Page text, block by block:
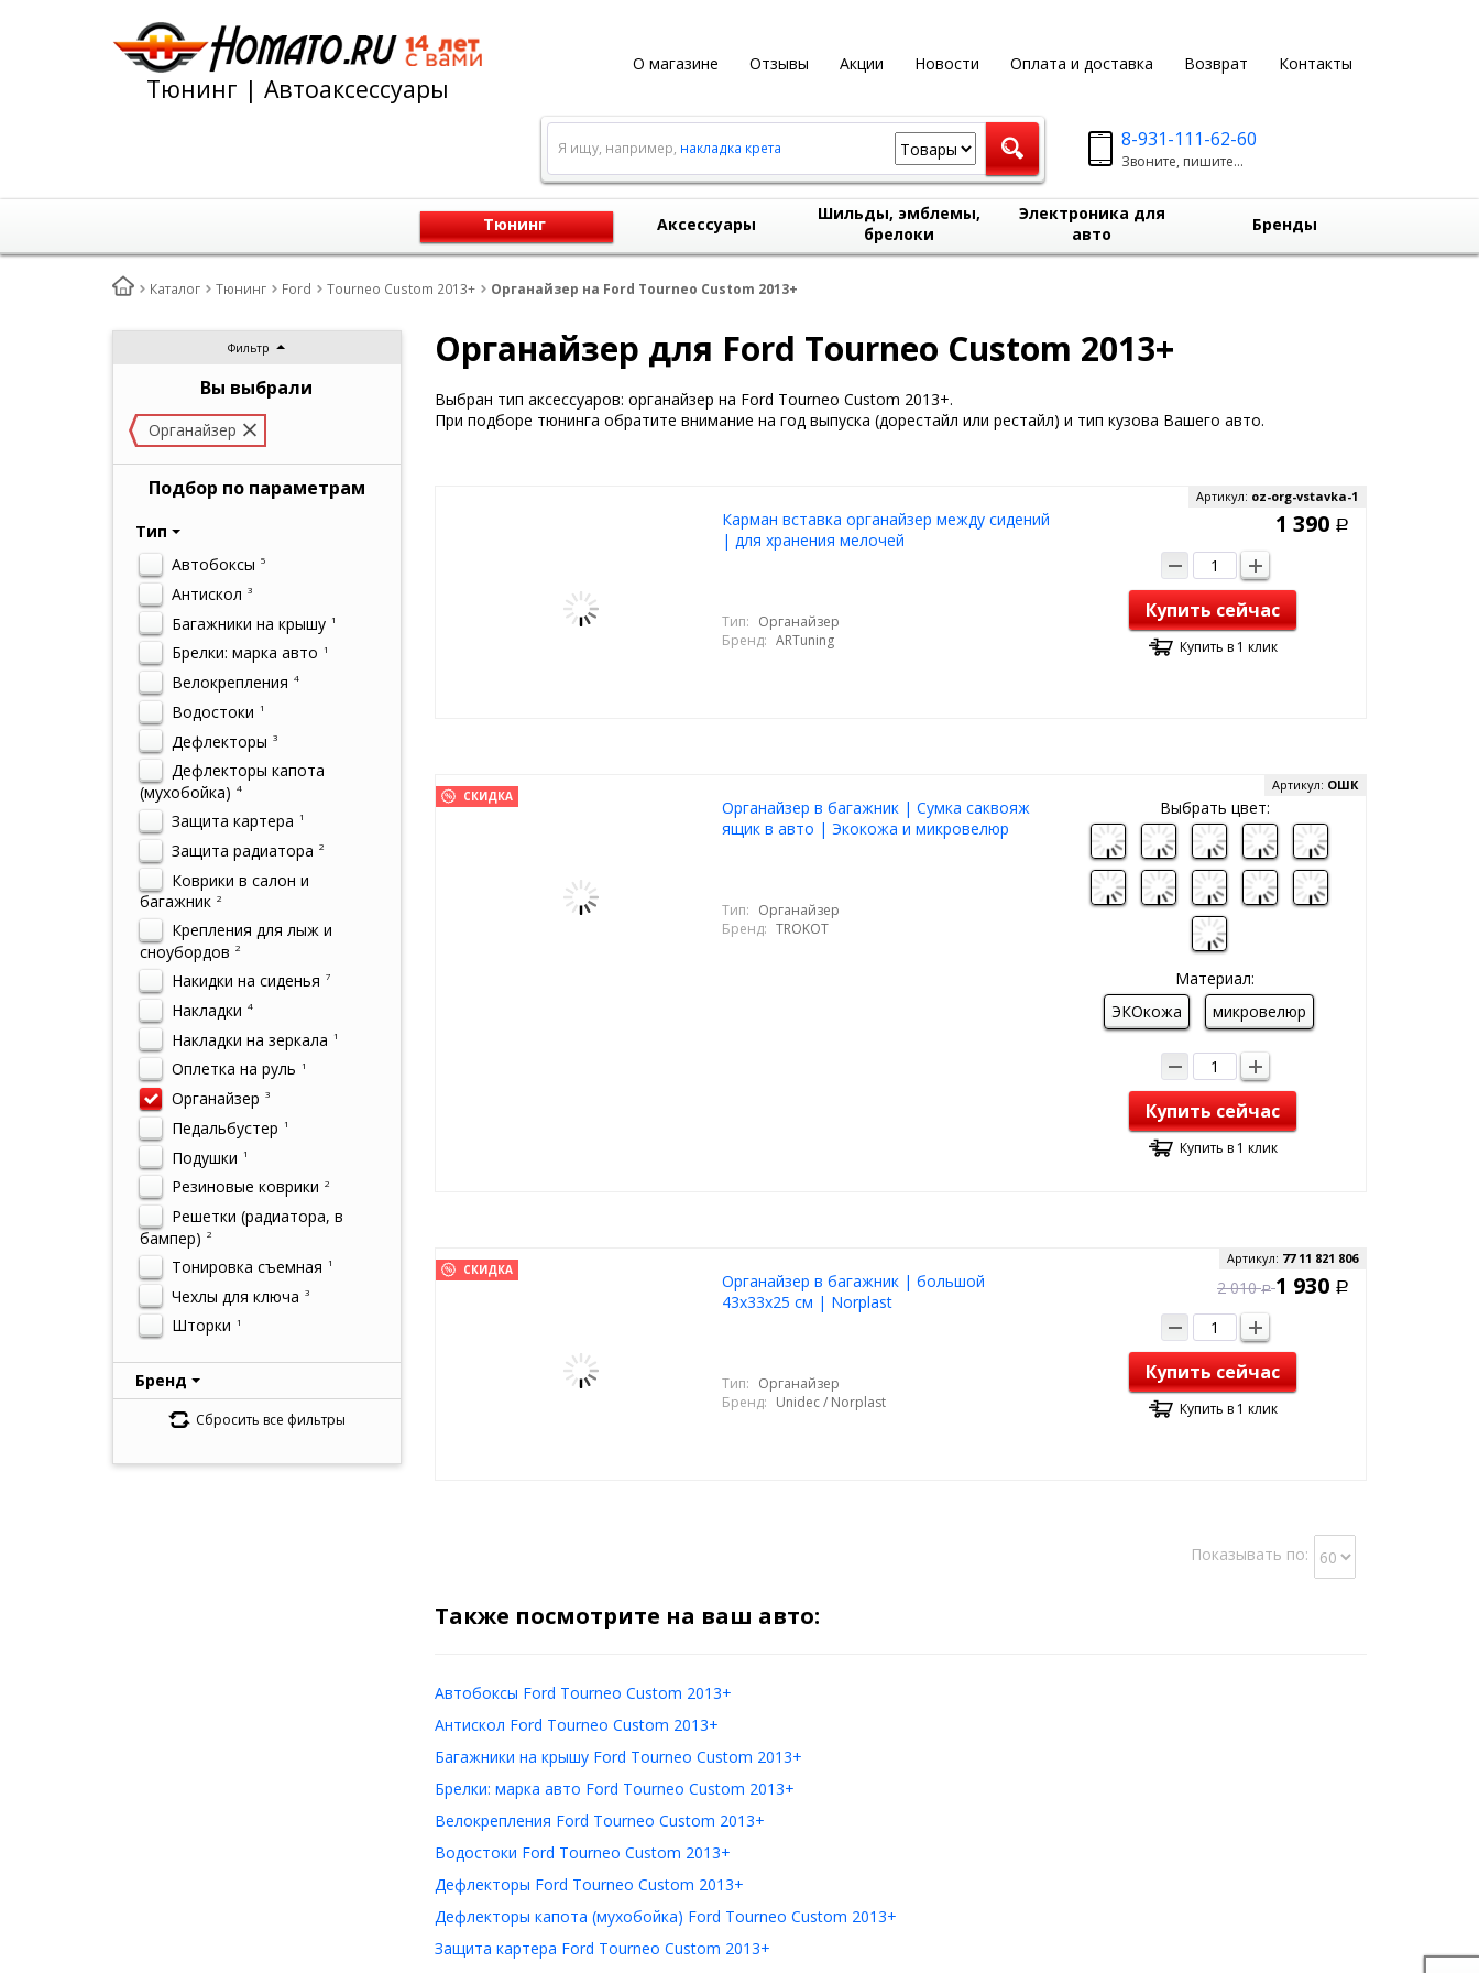
О магазине Отзывы Акции Новости Оплата и доставка Возврат Контакты
Тюнинг | Автоаксессуары
8-931-111-62-60
Звоните, пишите...
Я ищу, например, накладка крета
Тюнинг Аксессуары
Шильды, эмблемы,
брелоки
Электроника для
авто
Бренды
Каталог Тюнинг Ford Tourneo Custom 2013+ Органайзер на Ford Tourneo Custom 2013+
Фильтр
Вы выбрали
Органайзер
Подбор по параметрам
Тип
Автобоксы 5
Антискол 3
Багажники на крышу 1
Брелки: марка авто 1
Велокрепления 4
Водостоки 1
Дефлекторы 3
Дефлекторы капота
(мухобойка) 4
Защита картера 1
Защита радиатора 2
Коврики в салон и
багажник 2
Крепления для лыж и
сноубордов 2
Накидки на сиденья 7
Накладки 4
Накладки на зеркала 1
Оплетка на руль 1
Органайзер 3
Педальбустер 1
Подушки 1
Резиновые коврики 2
Решетки (радиатора, в
бампер) 2
Тонировка съемная 1
Чехлы для ключа 3
Шторки 1
Бренд
Сбросить все фильтры
Органайзер для Ford Tourneo Custom 2013+
Выбран тип аксессуаров: органайзер на Ford Tourneo Custom 2013+.
При подборе тюнинга обратите внимание на год выпуска (дорестайл или рестайл) и тип кузова Вашего авто.
Карман вставка органайзер между сидений
| для хранения мелочей
Артикул: oz-org-vstavka-1
Тип: Органайзер
Бренд: ARTuning
1 390 Р
Купить сейчас
Купить в 1 клик
СКИДКА
Органайзер в багажник | Сумка саквояж
ящик в авто | Экокожа и микровелюр
Артикул: ОШК
Тип: Органайзер
Бренд: TROKOT
Выбрать цвет:
Материал:
ЭКОкожа
микровелюр
Купить сейчас
Купить в 1 клик
СКИДКА
Органайзер в багажник | большой
43x33х25 см | Norplast
Артикул: 77 11 821 806
Тип: Органайзер
Бренд: Unidec / Norplast
2 010 Р 1 930 Р
Купить сейчас
Купить в 1 клик
Показывать по:
Также посмотрите на ваш авто:
Автобоксы Ford Tourneo Custom 2013+
Антискол Ford Tourneo Custom 2013+
Багажники на крышу Ford Tourneo Custom 2013+
Брелки: марка авто Ford Tourneo Custom 2013+
Велокрепления Ford Tourneo Custom 2013+
Водостоки Ford Tourneo Custom 2013+
Дефлекторы Ford Tourneo Custom 2013+
Дефлекторы капота (мухобойка) Ford Tourneo Custom 2013+
Защита картера Ford Tourneo Custom 2013+